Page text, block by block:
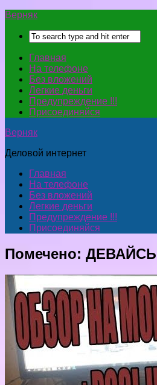
Верняк
Главная
На телефоне
Без вложений
Легкие деньги
Предупреждение !!!
Присоединяйся
Верняк
Деловой интернет
Главная
На телефоне
Без вложений
Легкие деньги
Предупреждение !!!
Присоединяйся
Помечено: